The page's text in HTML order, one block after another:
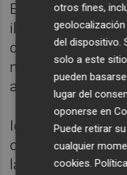
Estatal, y con
ilusorio
de cuatro años (y
mandato legal de
argumenta la
Igualmente, el
que no comparte
la adenda
otros fines,
del dispositivo.
solo a este
pueden
lugar del
oponerse en
Puede retirar
cualquier
cookies.